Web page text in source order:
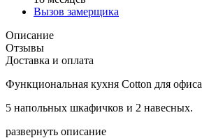
Вызов замерщика
Описание
Отзывы
Доставка и оплата
Функциональная кухня Cotton для офиса
5 напольных шкафичков и 2 навесных.
развернуть описание